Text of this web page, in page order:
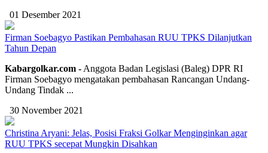
01 Desember 2021
Firman Soebagyo Pastikan Pembahasan RUU TPKS Dilanjutkan
Tahun Depan
Kabargolkar.com - Anggota Badan Legislasi (Baleg) DPR RI
Firman Soebagyo mengatakan pembahasan Rancangan Undang-
Undang Tindak ...
30 November 2021
Christina Aryani: Jelas, Posisi Fraksi Golkar Menginginkan agar
RUU TPKS secepat Mungkin Disahkan